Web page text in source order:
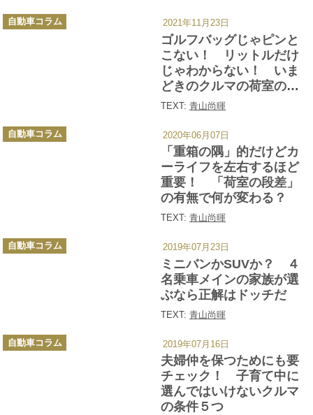
ゴルフバッグじゃピンと
こない！ リットルだけ
じゃわからない！ いま
どきのクルマの荷室の広
さは何で表現するのが正
TEXT: 青山尚暉
カ
テ
自動車コラム 2021年11月23日
「重箱の隅」的だけどカ
ーライフを左右するほど
重要！ 「荷室の段差」
の有無で何が変わる？
TEXT: 青山尚暉
カ
テ
自動車コラム 2020年06月07日
ミニバンかSUVか？ ４
名乗車メインの家族が選
ぶなら正解はドッチだ
TEXT: 青山尚暉
カ
テ
自動車コラム 2019年07月23日
夫婦仲を保つためにも要
チェック！ 子育て中に
選んではいけないクルマ
の条件５つ
カ
テ
自動車コラム 2019年07月16日